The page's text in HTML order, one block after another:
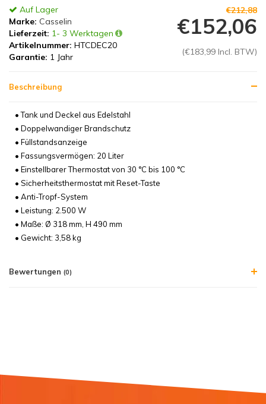
Auf Lager
Marke: Casselin
Lieferzeit: 1- 3 Werktagen
Artikelnummer: HTCDEC20
Garantie: 1 Jahr
€212,88
€152,06
(€183,99 Incl. BTW)
Beschreibung
• Tank und Deckel aus Edelstahl
• Doppelwandiger Brandschutz
• Füllstandsanzeige
• Fassungsvermögen: 20 Liter
• Einstellbarer Thermostat von 30 °C bis 100 °C
• Sicherheitsthermostat mit Reset-Taste
• Anti-Tropf-System
• Leistung: 2.500 W
• Maße: Ø 318 mm, H 490 mm
• Gewicht: 3,58 kg
Bewertungen (0)